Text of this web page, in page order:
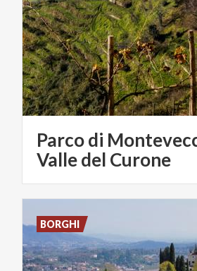
Parco di
Valle del Curone
BORGHI